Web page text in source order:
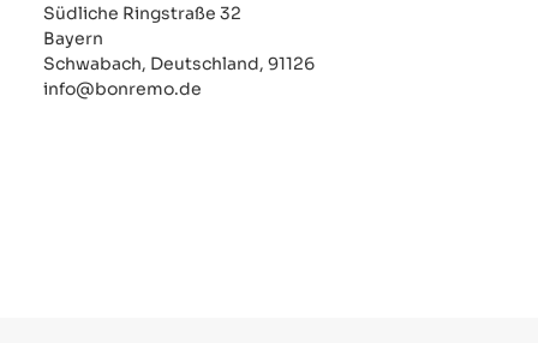
Südliche Ringstraße 32
Bayern
Schwabach, Deutschland, 91126
info@bonremo.de